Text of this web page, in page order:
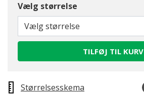
Vælg størrelse
Vælg størrelse
TILFØJ TIL KURV
Størrelsesskema